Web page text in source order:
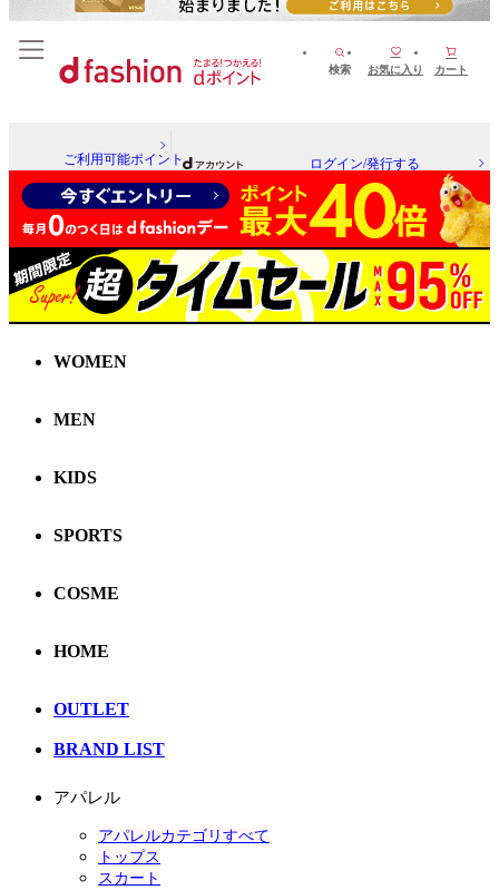
検索 お気に入り カート
ご利用可能ポイント ログイン/発行する
WOMEN
MEN
KIDS
SPORTS
COSME
HOME
OUTLET
BRAND LIST
アパレル
アパレルカテゴリすべて
トップス
スカート